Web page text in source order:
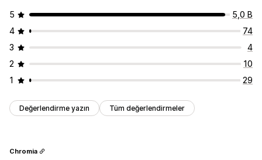
5
5,0 B
4
74
3
4
2
10
1
29
Değerlendirme yazın Tüm değerlendirmeler
Chromia